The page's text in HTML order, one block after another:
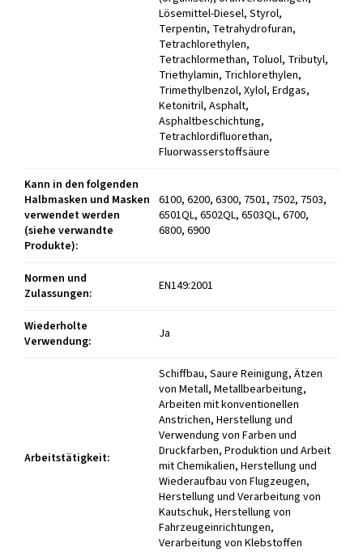
Kann in den folgenden
Halbmasken und Masken
verwendet werden
(siehe verwandte
Produkte):
6100, 6200, 6300, 7501, 7502, 7503,
6501QL, 6502QL, 6503QL, 6700,
6800, 6900
Normen und
Zulassungen: EN149:2001
Wiederholte
Verwendung: Ja
Arbeitstätigkeit:
Schiffbau, Saure Reinigung, Ätzen
von Metall, Metallbearbeitung,
Arbeiten mit konventionellen
Anstrichen, Herstellung und
Verwendung von Farben und
Druckfarben, Produktion und Arbeit
mit Chemikalien, Herstellung und
Wiederaufbau von Flugzeugen,
Herstellung und Verarbeitung von
Kautschuk, Herstellung von
Fahrzeugeinrichtungen,
Verarbeitung von Klebstoffen